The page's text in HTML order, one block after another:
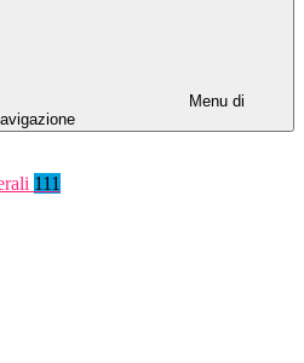
Menu di
111